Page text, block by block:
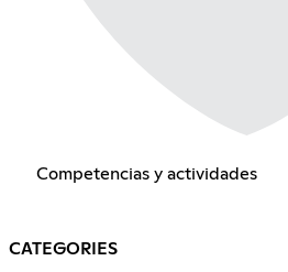
Competencias y actividades
CATEGORIES